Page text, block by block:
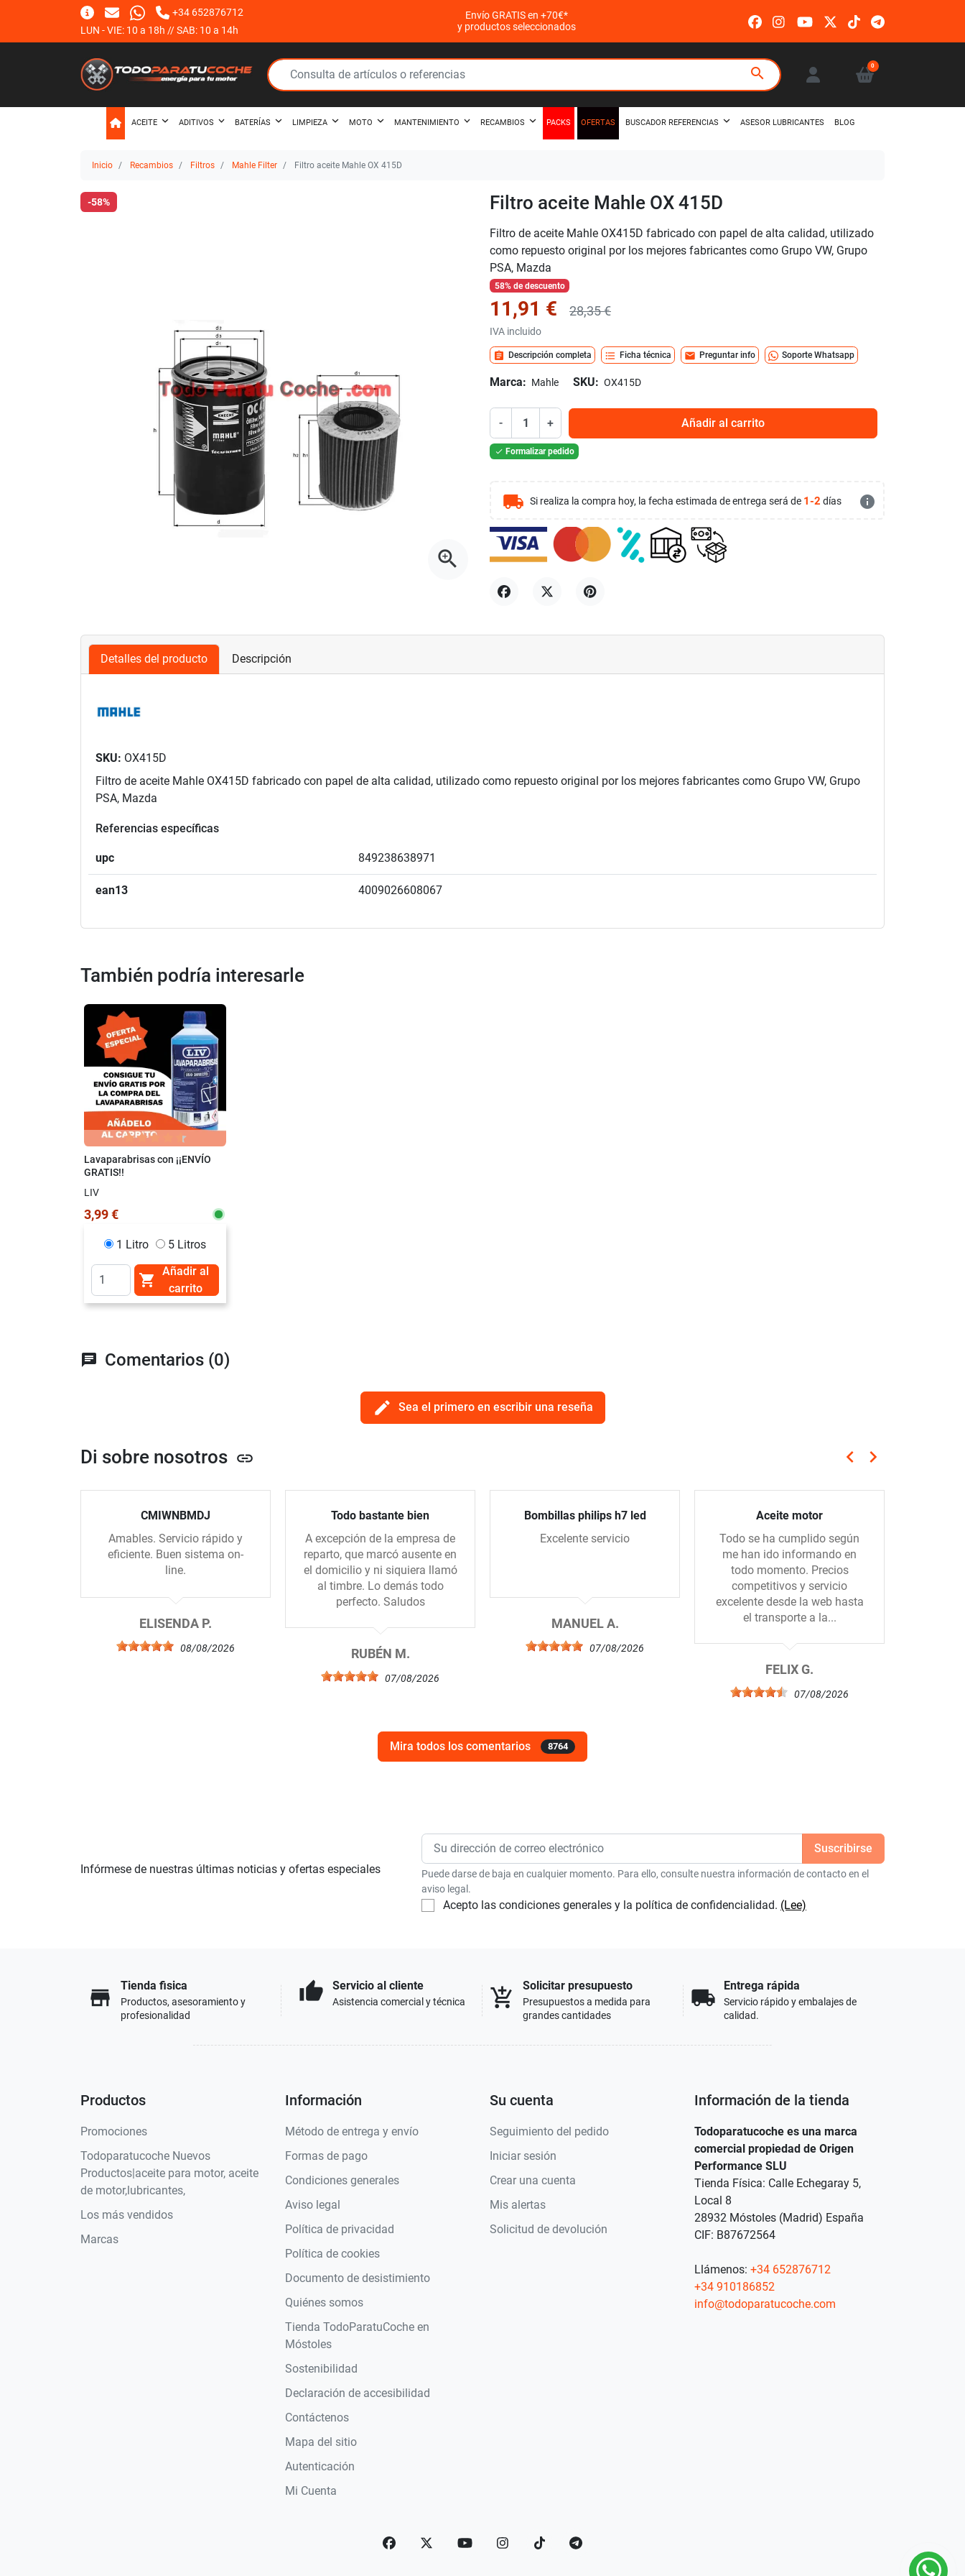
+34 652876712
LUN - VIE: 10 a 18h // SAB: 10 a 14h
Envío GRATIS en +70€*
y productos seleccionados
search 0
ACEITE ADITIVOS BATERÍAS LIMPIEZA MOTO MANTENIMIENTO RECAMBIOS PACKS OFERTAS BUSCADOR REFERENCIAS ASESOR LUBRICANTES BLOG
Inicio Recambios Filtros Mahle Filter Filtro aceite Mahle OX 415D
-58%
zoom_in
Filtro aceite Mahle OX 415D
Filtro de aceite Mahle OX415D fabricado con papel de alta calidad, utilizado
como repuesto original por los mejores fabricantes como Grupo VW, Grupo
PSA, Mazda
58% de descuento
11,91 € 28,35 €
IVA incluido
assignment Descripción completa format_list_bulleted Ficha técnica mail Preguntar info Soporte Whatsapp
Marca: Mahle SKU: OX415D
- + Añadir al carrito
 Formalizar pedido
local_shipping Si realiza la compra hoy, la fecha estimada de entrega será de 1-2 días info
Detalles del producto Descripción
SKU: OX415D
Filtro de aceite Mahle OX415D fabricado con papel de alta calidad, utilizado como repuesto original por los mejores fabricantes como Grupo VW, Grupo
PSA, Mazda
Referencias específicas
upc 849238638971
ean13 4009026608067
También podría interesarle
Lavaparabrisas con ¡¡ENVÍO
GRATIS!!
LIV
3,99 €
1 Litro 5 Litros

Añadir al
carrito
chat Comentarios (0)
edit Sea el primero en escribir una reseña
Di sobre nosotros link Anterior
keyboard_arrow_left Siguiente
keyboard_arrow_right
CMIWNBMDJ
Amables. Servicio rápido y
eficiente. Buen sistema on-
line.
ELISENDA P.
08/08/2026
Todo bastante bien
A excepción de la empresa de
reparto, que marcó ausente en
el domicilio y ni siquiera llamó
al timbre. Lo demás todo
perfecto. Saludos
RUBÉN M.
07/08/2026
Bombillas philips h7 led
Excelente servicio
MANUEL A.
07/08/2026
Aceite motor
Todo se ha cumplido según
me han ido informando en
todo momento. Precios
competitivos y servicio
excelente desde la web hasta
el transporte a la...
FELIX G.
07/08/2026
Mira todos los comentarios 8764
Infórmese de nuestras últimas noticias y ofertas especiales
Puede darse de baja en cualquier momento. Para ello, consulte nuestra información de contacto en el
aviso legal.
Acepto las condiciones generales y la política de confidencialidad. (Lee)
store
Tienda fisica
Productos, asesoramiento y
profesionalidad
thumb_up Servicio al cliente
Asistencia comercial y técnica add_shopping_cart
Solicitar presupuesto
Presupuestos a medida para
grandes cantidades
local_shipping
Entrega rápida
Servicio rápido y embalajes de
calidad.
Productos
Promociones
Todoparatucoche Nuevos
Productos|aceite para motor, aceite
de motor,lubricantes,
Los más vendidos
Marcas
Información
Método de entrega y envío
Formas de pago
Condiciones generales
Aviso legal
Política de privacidad
Política de cookies
Documento de desistimiento
Quiénes somos
Tienda TodoParatuCoche en
Móstoles
Sostenibilidad
Declaración de accesibilidad
Contáctenos
Mapa del sitio
Autenticación
Mi Cuenta
Su cuenta
Seguimiento del pedido
Iniciar sesión
Crear una cuenta
Mis alertas
Solicitud de devolución
Información de la tienda
Todoparatucoche es una marca
comercial propiedad de Origen
Performance SLU
Tienda Física: Calle Echegaray 5,
Local 8
28932 Móstoles (Madrid) España
CIF: B87672564
Llámenos: +34 652876712
+34 910186852
info@todoparatucoche.com